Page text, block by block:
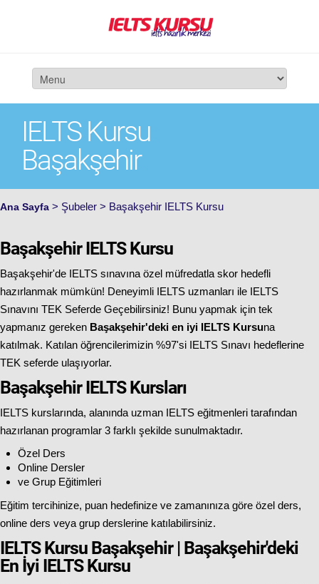
IELTS Kursu
Başakşehir
Ana Sayfa > Şubeler > Başakşehir IELTS Kursu
Başakşehir IELTS Kursu
Başakşehir'de IELTS sınavına özel müfredatla skor hedefli
hazırlanmak mümkün! Deneyimli IELTS uzmanları ile IELTS
Sınavını TEK Seferde Geçebilirsiniz! Bunu yapmak için tek
yapmanız gereken Başakşehir'deki en iyi IELTS Kursuna
katılmak. Katılan öğrencilerimizin %97'si IELTS Sınavı hedeflerine
TEK seferde ulaşıyorlar.
Başakşehir IELTS Kursları
IELTS kurslarında, alanında uzman IELTS eğitmenleri tarafından
hazırlanan programlar 3 farklı şekilde sunulmaktadır.
Özel Ders
Online Dersler
ve Grup Eğitimleri
Eğitim tercihinize, puan hedefinize ve zamanınıza göre özel ders,
online ders veya grup derslerine katılabilirsiniz.
IELTS Kursu Başakşehir | Başakşehir'deki
En İyi IELTS Kursu